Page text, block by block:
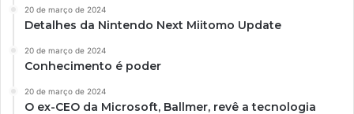
20 de março de 2024
Detalhes da Nintendo Next Miitomo Update
20 de março de 2024
Conhecimento é poder
20 de março de 2024
O ex-CEO da Microsoft, Ballmer, revê a tecnologia